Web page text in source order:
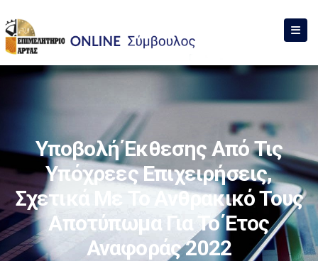
Υποβολή Έκθεσης Από Τις
Υπόχρεες Επιχειρήσεις,
Σχετικά Με Το Ανθρακικό Τους
Αποτύπωμα Για Το Έτος
Αναφοράς 2022